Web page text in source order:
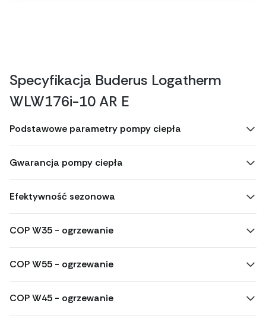
Specyfikacja Buderus Logatherm
WLW176i-10 AR E
Podstawowe parametry pompy ciepła
Gwarancja pompy ciepła
Efektywność sezonowa
COP W35 - ogrzewanie
COP W55 - ogrzewanie
COP W45 - ogrzewanie